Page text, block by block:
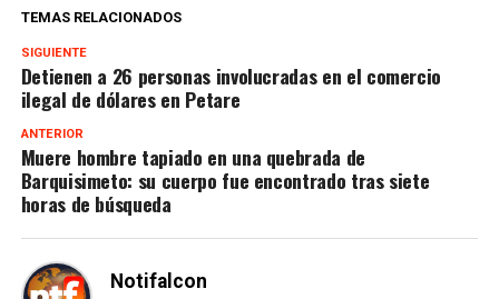
TEMAS RELACIONADOS
SIGUIENTE
Detienen a 26 personas involucradas en el comercio
ilegal de dólares en Petare
ANTERIOR
Muere hombre tapiado en una quebrada de
Barquisimeto: su cuerpo fue encontrado tras siete
horas de búsqueda
Notifalcon